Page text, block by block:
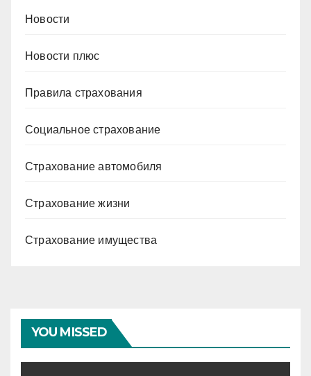
Новости
Новости плюс
Правила страхования
Социальное страхование
Страхование автомобиля
Страхование жизни
Страхование имущества
YOU MISSED